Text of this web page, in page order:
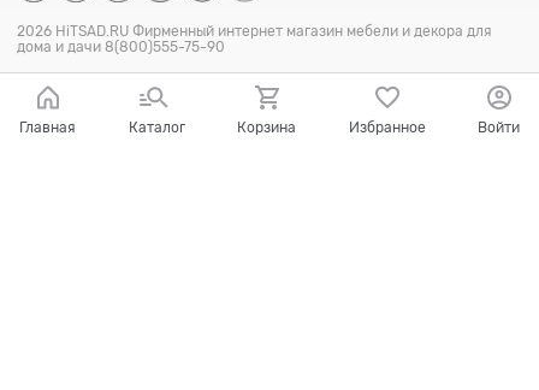
2026 HiTSAD.RU Фирменный интернет магазин мебели и декора для
дома и дачи 8(800)555-75-90
Главная Каталог Корзина Избранное Войти